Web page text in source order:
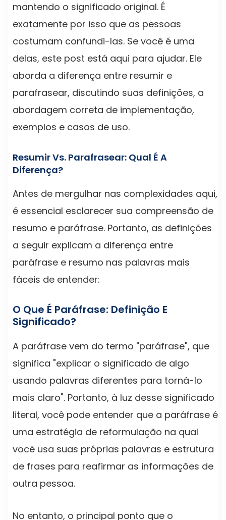
mantendo o significado original. É
exatamente por isso que as pessoas
costumam confundi-las. Se você é uma
delas, este post está aqui para ajudar. Ele
aborda a diferença entre resumir e
parafrasear, discutindo suas definições, a
abordagem correta de implementação,
exemplos e casos de uso.
Resumir Vs. Parafrasear: Qual É A
Diferença?
Antes de mergulhar nas complexidades aqui,
é essencial esclarecer sua compreensão de
resumo e paráfrase. Portanto, as definições
a seguir explicam a diferença entre
paráfrase e resumo nas palavras mais
fáceis de entender:
O Que É Paráfrase: Definição E
Significado?
A paráfrase vem do termo "paráfrase", que
significa "explicar o significado de algo
usando palavras diferentes para torná-lo
mais claro". Portanto, à luz desse significado
literal, você pode entender que a paráfrase é
uma estratégia de reformulação na qual
você usa suas próprias palavras e estrutura
de frases para reafirmar as informações de
outra pessoa.
No entanto, o principal ponto que o